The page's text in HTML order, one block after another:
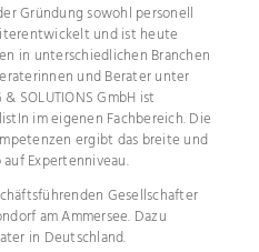
Gründung sowohl personell
und ist heute
in unterschiedlichen Branchen
und Berater unter
SOLUTIONS GmbH ist
im eigenen Fachbereich. Die
ergibt das breite und
Expertenniveau.
Gesellschafter
am Ammersee. Dazu
in Deutschland.